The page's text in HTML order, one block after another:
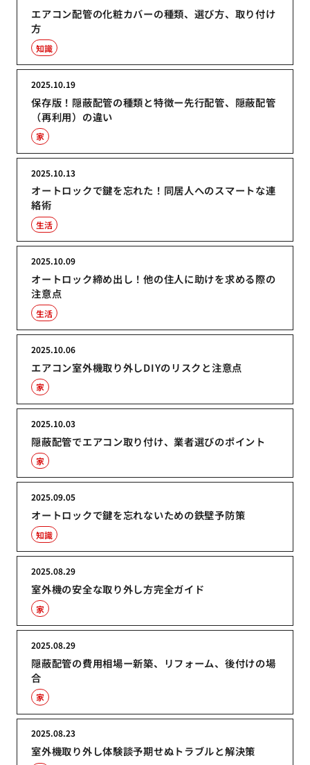
エアコン配管の化粧カバーの種類、選び方、取り付け
方
知識
保存版！隠蔽配管の種類と特徴ー先行配管、隠蔽配管
（再利用）の違い
2025.10.19
家
オートロックで鍵を忘れた！同居人へのスマートな連
絡術
2025.10.13
生活
オートロック締め出し！他の住人に助けを求める際の
注意点
2025.10.09
生活
エアコン室外機取り外しDIYのリスクと注意点
2025.10.06
家
隠蔽配管でエアコン取り付け、業者選びのポイント
2025.10.03
家
オートロックで鍵を忘れないための鉄壁予防策
2025.09.05
知識
室外機の安全な取り外し方完全ガイド
2025.08.29
家
隠蔽配管の費用相場ー新築、リフォーム、後付けの場
合
2025.08.29
家
室外機取り外し体験談予期せぬトラブルと解決策
2025.08.23